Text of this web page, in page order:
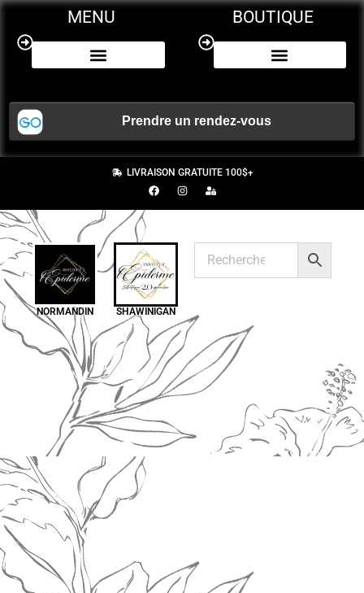
MENU BOUTIQUE
LIVRAISON GRATUITE 100$+
NORMANDIN SHAWINIGAN